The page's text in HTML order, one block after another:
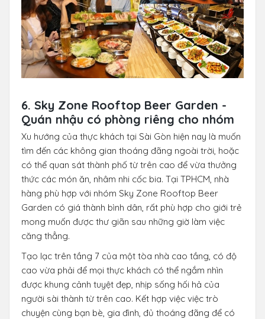
6. Sky Zone Rooftop Beer Garden -
Quán nhậu có phòng riêng cho nhóm
Xu hướng của thực khách tại Sài Gòn hiện nay là muốn
tìm đến các không gian thoáng đãng ngoài trời, hoặc
có thể quan sát thành phố từ trên cao để vừa thưởng
thức các món ăn, nhâm nhi cốc bia. Tại TPHCM, nhà
hàng phù hợp với nhóm Sky Zone Rooftop Beer
Garden có giá thành bình dân, rất phù hợp cho giới trẻ
mong muốn được thư giãn sau những giờ làm việc
căng thẳng.
Tạo lạc trên tầng 7 của một tòa nhà cao tầng, có độ
cao vừa phải để mọi thực khách có thể ngắm nhìn
được khung cảnh tuyệt đẹp, nhịp sống hối hả của
người sài thành từ trên cao. Kết hợp việc việc trò
chuyện cùng bạn bè, gia đình, đủ thoáng đãng để có